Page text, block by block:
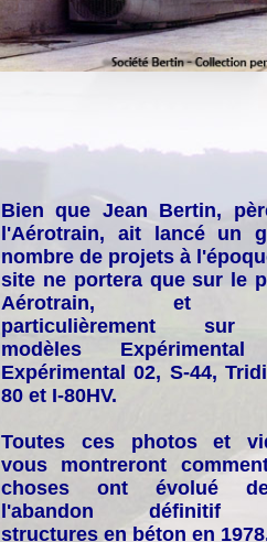
Bien que Jean Bertin,
l'Aérotrain, ait lancé un
nombre de projets à
site ne portera que sur le
Aérotrain, et
particulièrement
modèles
Expérimental 02, S-44,
80 et I-80HV.
Toutes ces photos et
vous montreront
choses ont évolué
l'abandon définitif
structures en béton en